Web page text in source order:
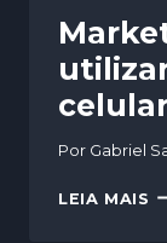
Por Gabriel
LEIA MAIS